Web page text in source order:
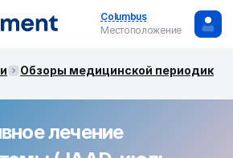
Columbus
Местоположение
Обзоры медицинской периодики.
лечение